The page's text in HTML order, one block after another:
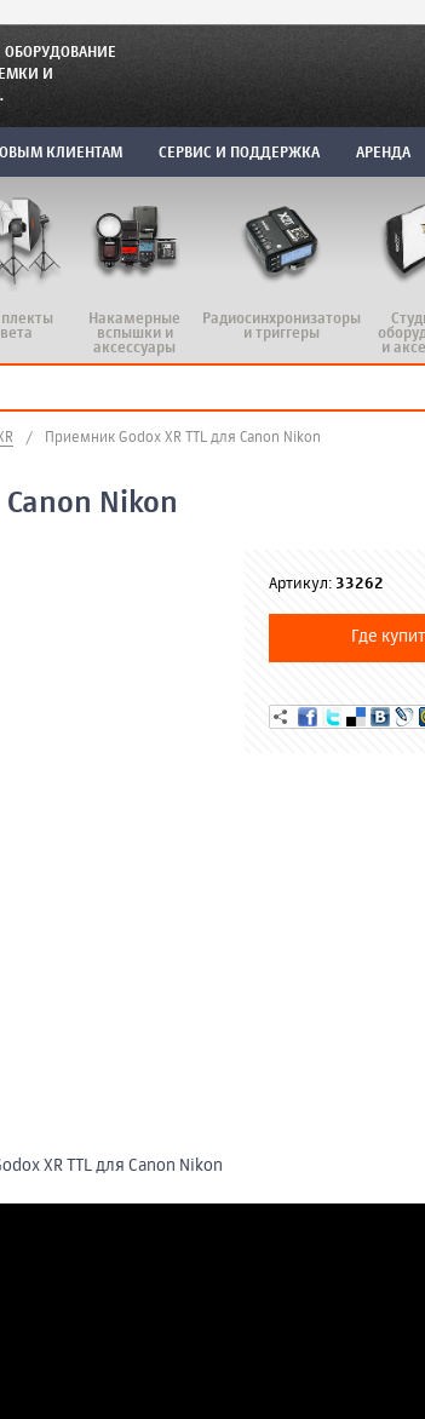
ОБОРУДОВАНИЕ
И
КЛИЕНТАМ СЕРВИС И ПОДДЕРЖКА АРЕНДА
Накамерные
вспышки и
аксессуары
Радиосинхронизаторы
и триггеры
и
/ Приемник Godox XR TTL для Canon Nikon
Canon Nikon
Артикул: 33262
Где
XR TTL для Canon Nikon